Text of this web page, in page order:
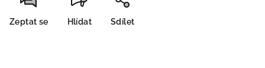
Zeptat se Hlídat Sdílet